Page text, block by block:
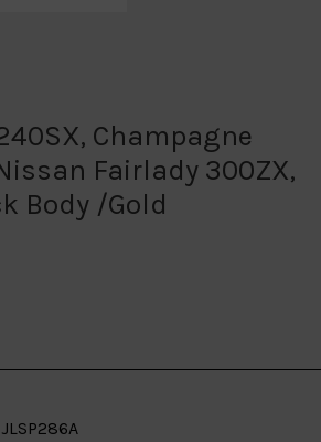
Champagne
Fairlady 300ZX,
Body /Gold
JLSP286A